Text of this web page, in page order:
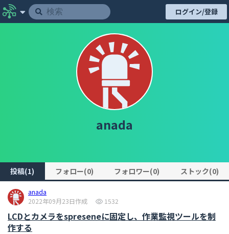
ログイン/登録
anada
投稿(1) フォロー(0) フォロワー(0) ストック(0)
anada
2022年09月23日作成
1532
LCDとカメラをspreseneに固定し、作業監視ツールを制
作する